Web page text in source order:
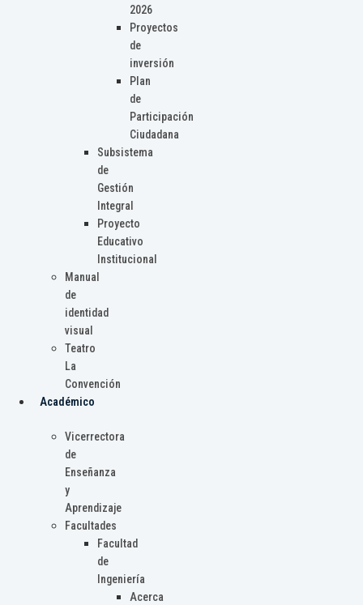
2026
Proyectos
de
inversión
Plan
de
Participación
Ciudadana
Subsistema
de
Gestión
Integral
Proyecto
Educativo
Institucional
Manual
de
identidad
visual
Teatro
La
Convención
Académico
Vicerrectora
de
Enseñanza
y
Aprendizaje
Facultades
Facultad
de
Ingeniería
Acerca